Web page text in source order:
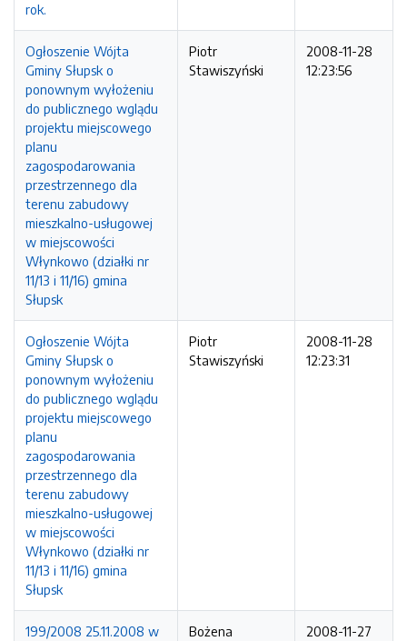
rok.
Ogłoszenie Wójta
Gminy Słupsk o
ponownym wyłożeniu
do publicznego wglądu
projektu miejscowego
planu
zagospodarowania
przestrzennego dla
terenu zabudowy
mieszkalno-usługowej
w miejscowości
Włynkowo (działki nr
11/13 i 11/16) gmina
Słupsk
Piotr
Stawiszyński
2008-11-28
12:23:56
Ogłoszenie Wójta
Gminy Słupsk o
ponownym wyłożeniu
do publicznego wglądu
projektu miejscowego
planu
zagospodarowania
przestrzennego dla
terenu zabudowy
mieszkalno-usługowej
w miejscowości
Włynkowo (działki nr
11/13 i 11/16) gmina
Słupsk
Piotr
Stawiszyński
2008-11-28
12:23:31
199/2008 25.11.2008 w
Bożena
2008-11-27